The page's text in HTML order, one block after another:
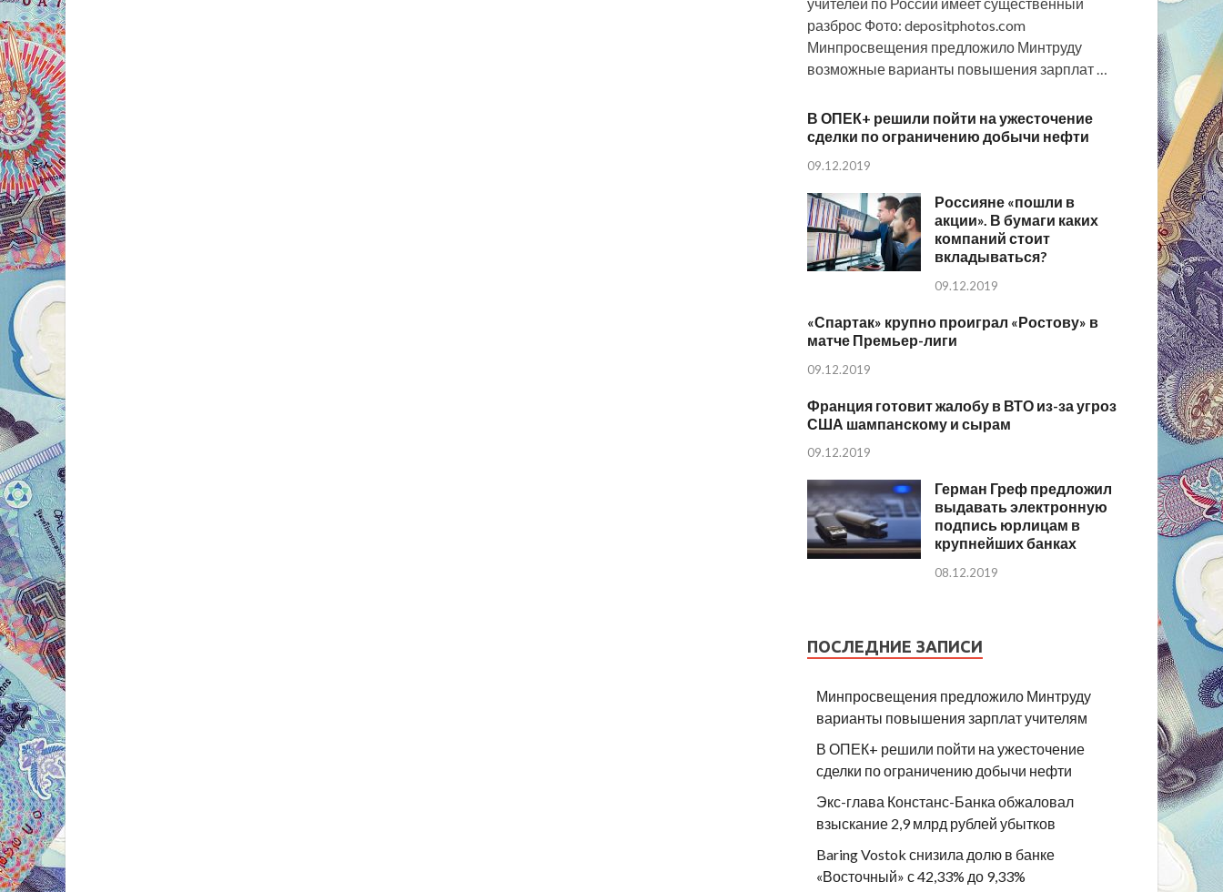
разброс Фото: depositphotos.com
Минпросвещения предложило Минтруду
возможные варианты повышения зарплат …
В ОПЕК+ решили пойти на ужесточение
сделки по ограничению добычи нефти
09.12.2019
Россияне «пошли в
акции». В бумаги каких
компаний стоит
вкладываться?
09.12.2019
«Спартак» крупно проиграл «Ростову» в
матче Премьер-лиги
09.12.2019
Франция готовит жалобу в ВТО из-за угроз
США шампанскому и сырам
09.12.2019
Герман Греф предложил
выдавать электронную
подпись юрлицам в
крупнейших банках
08.12.2019
ПОСЛЕДНИЕ ЗАПИСИ
Минпросвещения предложило Минтруду
варианты повышения зарплат учителям
В ОПЕК+ решили пойти на ужесточение
сделки по ограничению добычи нефти
Экс-глава Констанс-Банка обжаловал
взыскание 2,9 млрд рублей убытков
Baring Vostok снизила долю в банке
«Восточный» с 42,33% до 9,33%